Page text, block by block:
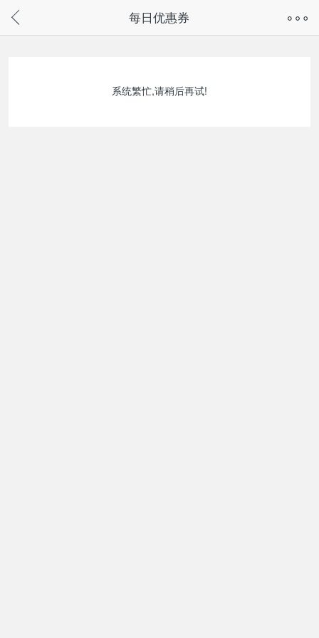
请通过微信或支付宝搜“奇兔客小程序”访问
每日优惠券
系统繁忙,请稍后再试!